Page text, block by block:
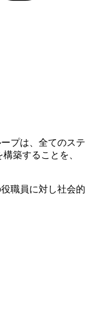
プは、全てのステ
築することを、
職員に対し社会的